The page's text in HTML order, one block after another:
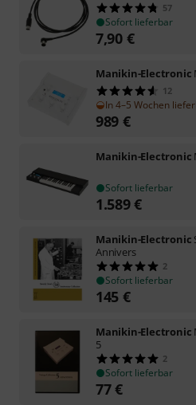
57
Sofort lieferbar
7,90 €
Manikin-Electronic
12
In 4–5 Wochen
989 €
Manikin-Electronic
Sofort lieferbar
1.589€
Manikin-Electronic
Annivers
2
Sofort lieferbar
145 €
Manikin-Electronic
5
2
Sofort lieferbar
77€